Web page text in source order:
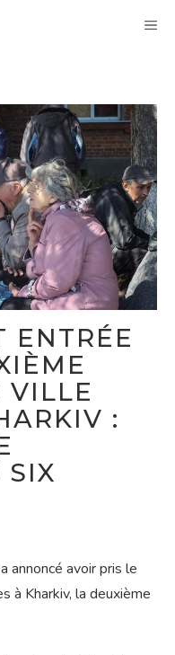
ENTRÉE
VILLE
:
SIX
annoncé avoir pris le
à Kharkiv, la deuxième